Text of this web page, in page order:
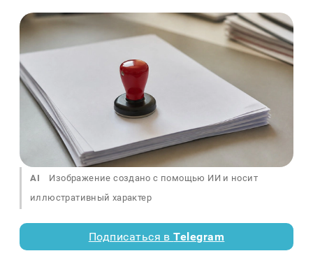
AI
Изображение создано с помощью ИИ и носит
иллюстративный характер
Подписаться вTelegram